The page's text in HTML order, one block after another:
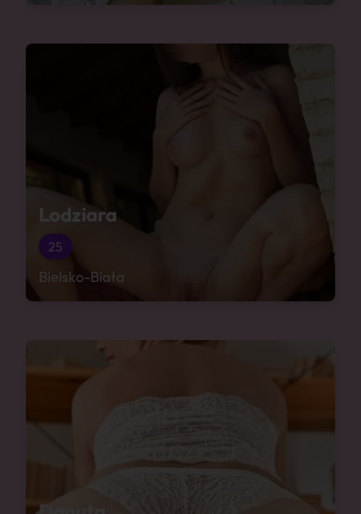
Lodziara
25
Bielsko-Biała